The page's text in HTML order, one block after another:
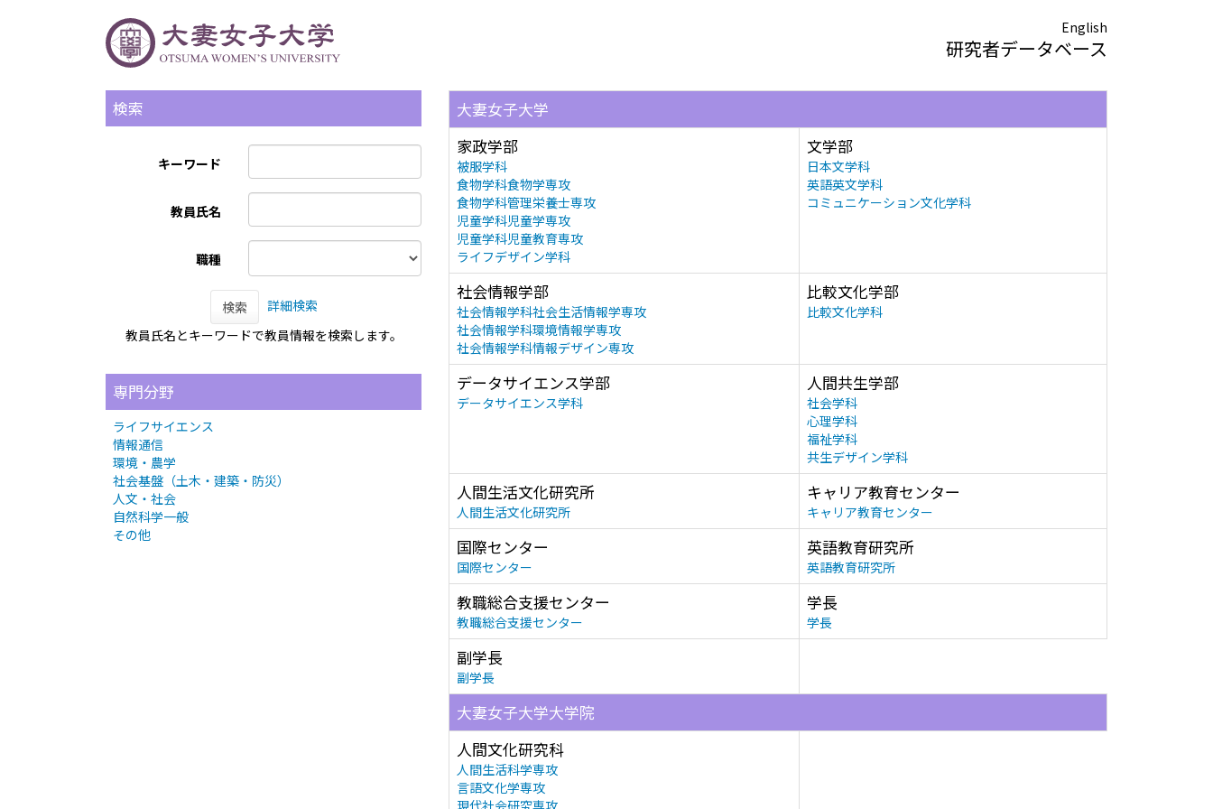
English
研究者データベース
検索
キーワード
教員氏名
職種
検索
詳細検索
教員氏名とキーワードで教員情報を検索します。
専門分野
ライフサイエンス
情報通信
環境・農学
社会基盤（土木・建築・防災）
人文・社会
自然科学一般
その他
大妻女子大学
家政学部
被服学科
食物学科食物学専攻
食物学科管理栄養士専攻
児童学科児童学専攻
児童学科児童教育専攻
ライフデザイン学科
文学部
日本文学科
英語英文学科
コミュニケーション文化学科
社会情報学部
社会情報学科社会生活情報学専攻
社会情報学科環境情報学専攻
社会情報学科情報デザイン専攻
比較文化学部
比較文化学科
データサイエンス学部
データサイエンス学科
人間共生学部
社会学科
心理学科
福祉学科
共生デザイン学科
人間生活文化研究所
人間生活文化研究所
キャリア教育センター
キャリア教育センター
国際センター
国際センター
英語教育研究所
英語教育研究所
教職総合支援センター
教職総合支援センター
学長
学長
副学長
副学長
大妻女子大学大学院
人間文化研究科
人間生活科学専攻
言語文化学専攻
現代社会研究専攻